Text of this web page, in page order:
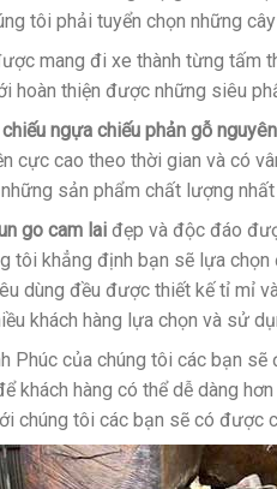
tôi phải tuyển chọn những
mang đi xe thành từng tấm
hoàn thiện được những siêu
ngựa chiếu phản gỗ
cực cao theo thời gian và có
sản phẩm chất lượng
go cam laiđẹp và độc đáo
tôi khẳng định bạn sẽ lựa
dùng đều được thiết kế tỉ mỉ
khách hàng lựa chọn và sử
Phúc của chúng tôi các bạn
khách hàng có thể dễ dàng
chúng tôi các bạn sẽ có được